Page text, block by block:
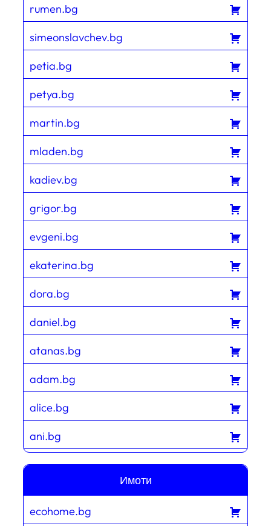
rumen.bg
simeonslavchev.bg
petia.bg
petya.bg
martin.bg
mladen.bg
kadiev.bg
grigor.bg
evgeni.bg
ekaterina.bg
dora.bg
daniel.bg
atanas.bg
adam.bg
alice.bg
ani.bg
Имоти
ecohome.bg